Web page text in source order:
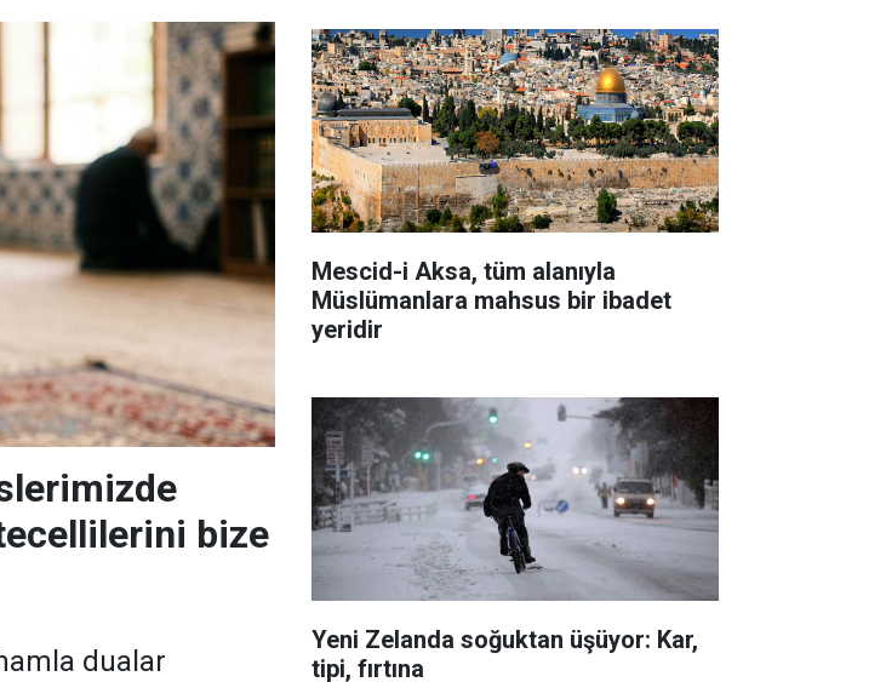
bize
dualar
Mescid-i Aksa, tüm alanıyla
Müslümanlara mahsus bir ibadet
yeridir
Yeni Zelanda soğuktan üşüyor: Kar,
tipi, fırtına